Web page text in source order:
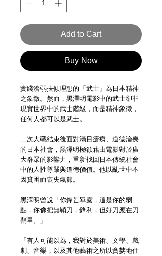
Add to Cart
Buy Now
實踐濟弱扶傾理想的「武士」為日本精神
之象徵。然而，黑澤明電影中的武士卻非
現實世界中的武士階級，而是精神象徵，
任何人都可以是武士。
二次大戰結束後面對滿目瘡痍、道德淪喪
的日本社會，黑澤明極欲藉由電影對於廣
大群眾的影響力，重新找回日本傳統社會
中的人性尊嚴與道德價值。他以亂世中不
因貧困而喪失氣節。
黑澤明曾說「你鋒芒畢露，這是你的弱
點，你像把無鞘刀，鋒利，但好刀應在刀
鞘里。」
「有人可能以為，我對於美術、文學、戲
劇、音樂，以及其他藝術之所以貪婪地住